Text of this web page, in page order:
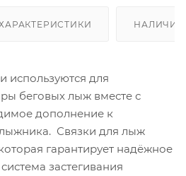
НАЛИЧИЕ
используются для
беговых лыж вместе с
дополнение к
Связки для лыж
гарантирует надёжное
застегивания